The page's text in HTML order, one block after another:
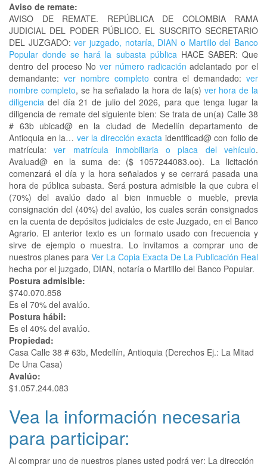
Aviso de remate:
AVISO DE REMATE. REPÚBLICA DE COLOMBIA RAMA
JUDICIAL DEL PODER PÚBLICO. EL SUSCRITO SECRETARIO
DEL JUZGADO: ver juzgado, notaría, DIAN o Martillo del Banco
Popular donde se hará la subasta públicaHACE SABER: Que
dentro del proceso Nover número radicación adelantado por el
demandante: ver nombre completo contra el demandado: ver
nombre completo, se ha señalado la hora de la(s) ver hora de la
diligencia del día 21 de julio del 2026, para que tenga lugar la
diligencia de remate del siguiente bien: Se trata de un(a) Calle 38
# 63b ubicad@ en la ciudad de Medellín departamento de
Antioquia en la… ver la dirección exacta identificad@ con folio de
matrícula:ver matrícula inmobiliaria o placa del vehículo.
Avaluad@ en la suma de: ($ 1057244083.oo). La licitación
comenzará el día y la hora señalados y se cerrará pasada una
hora de pública subasta. Será postura admisible la que cubra el
(70%) del avalúo dado al bien inmueble o mueble, previa
consignación del (40%) del avalúo, los cuales serán consignados
en la cuenta de depósitos judiciales de este Juzgado, en el Banco
Agrario. El anterior texto es un formato usado con frecuencia y
sirve de ejemplo o muestra. Lo invitamos a comprar uno de
nuestros planes para Ver La Copia Exacta De La Publicación Real
hecha por el juzgado, DIAN, notaría o Martillo del Banco Popular.
Postura admisible:
$740.070.858
Es el 70% del avalúo.
Postura hábil:
Es el 40% del avalúo.
Propiedad:
Casa Calle 38 # 63b, Medellín, Antioquia (Derechos Ej.: La Mitad
De Una Casa)
Avalúo:
$1.057.244.083
Vea la información necesaria
para participar:
Al comprar uno de nuestros planes usted podrá ver: La dirección